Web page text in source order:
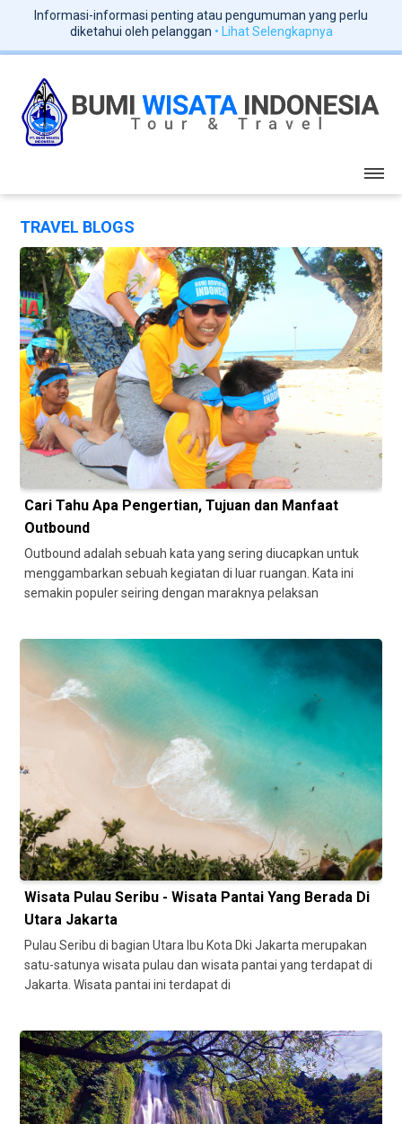
Informasi-informasi penting atau pengumuman yang perlu
diketahui oleh pelanggan • Lihat Selengkapnya
TRAVEL BLOGS
Cari Tahu Apa Pengertian, Tujuan dan Manfaat
Outbound
Outbound adalah sebuah kata yang sering diucapkan untuk
menggambarkan sebuah kegiatan di luar ruangan. Kata ini
semakin populer seiring dengan maraknya pelaksan
Wisata Pulau Seribu - Wisata Pantai Yang Berada Di
Utara Jakarta
Pulau Seribu di bagian Utara Ibu Kota Dki Jakarta merupakan
satu-satunya wisata pulau dan wisata pantai yang terdapat di
Jakarta. Wisata pantai ini terdapat di